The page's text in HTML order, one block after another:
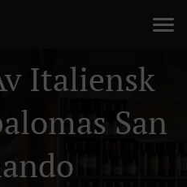
Italiensk
San